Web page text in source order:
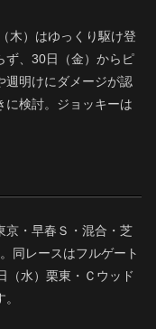
木）はゆっくり駆け登
ず、30日（金）からピ
週明けにダメージが認
に検討。ジョッキーは
京・早春Ｓ・混合・芝
同レースはフルゲート
（水）栗東・Ｃウッド